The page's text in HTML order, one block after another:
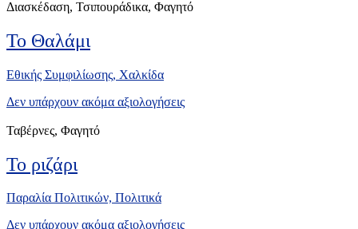
Διασκέδαση, Τσιπουράδικα, Φαγητό
Το Θαλάμι
Εθικής Συμφιλίωσης, Χαλκίδα
Δεν υπάρχουν ακόμα αξιολογήσεις
Ταβέρνες, Φαγητό
Το ριζάρι
Παραλία Πολιτικών, Πολιτικά
Δεν υπάρχουν ακόμα αξιολογήσεις